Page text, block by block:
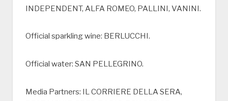
INDEPENDENT, ALFA ROMEO, PALLINI, VANINI.
Official sparkling wine: BERLUCCHI.
Official water: SAN PELLEGRINO.
Media Partners: IL CORRIERE DELLA SERA,